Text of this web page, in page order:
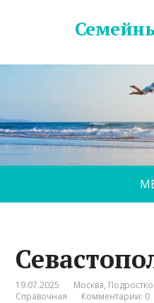
19.07.2025 Москва,
Справочная
Комментарии: 0